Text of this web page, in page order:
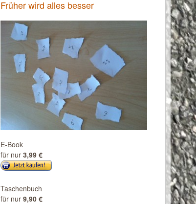
Früher wird alles besser
E-Book
für nur3,99 €
Taschenbuch
für nur9,90 €